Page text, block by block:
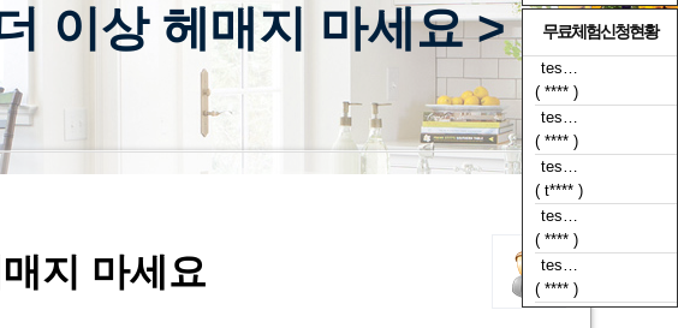
이상 헤매지 마세요 >
지 마세요
무료체험신청현황
tes…
( **** )
tes…
( **** )
tes…
( t**** )
tes…
( **** )
tes…
( **** )